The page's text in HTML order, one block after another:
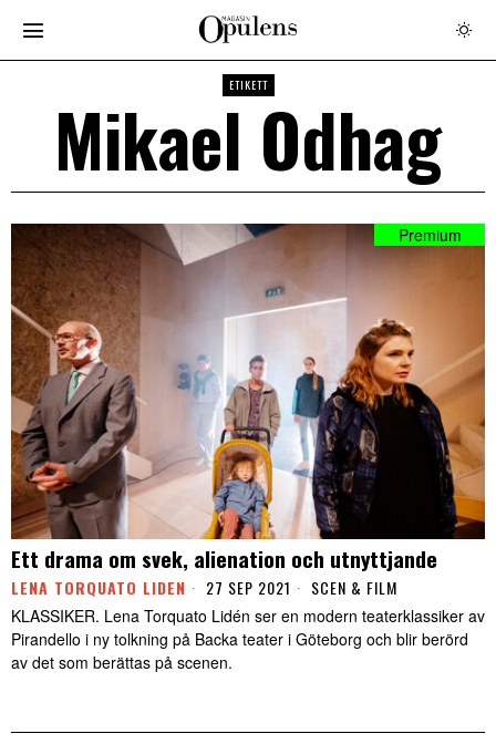
ETIKETT
Mikael Odhag
Ett drama om svek, alienation och utnyttjande
LENA TORQUATO LIDEN 27 SEP 2021 SCEN & FILM
KLASSIKER. Lena Torquato Lidén ser en modern teaterklassiker av
Pirandello i ny tolkning på Backa teater i Göteborg och blir berörd
av det som berättas på scenen.